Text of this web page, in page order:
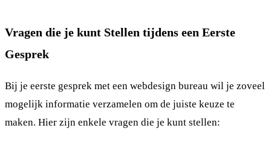
Vragen die je kunt Stellen tijdens een Eerste
Gesprek
Bij je eerste gesprek met een webdesign bureau wil je zoveel
mogelijk informatie verzamelen om de juiste keuze te
maken. Hier zijn enkele vragen die je kunt stellen: